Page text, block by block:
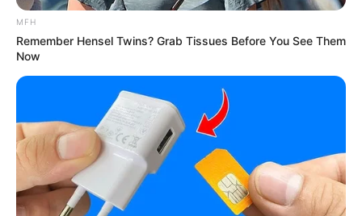
Biodata & Profil
Nama Lengkap:Hitesh Sharma
Nama Panggung: Tesher
Nama Panggilan: Tesher
Tempat Tanggal Lahir: Regina, Saskatchewan, Kanada, 19
September 1995
Kewarganegaraan: Kanada
MFH
Remember Hensel Twins? Grab Tissues Before You See Them
Now